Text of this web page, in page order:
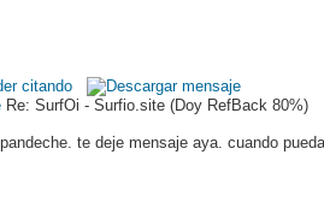
Re: SurfOi - Surfio.site (Doy RefBack 80%)
te deje mensaje aya. cuando